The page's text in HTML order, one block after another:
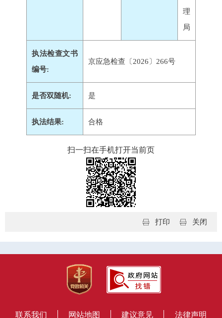
理
局
执法检查文书
编号:
京应急检查〔2026〕266号
是否双随机: 是
执法结果: 合格
扫一扫在手机打开当前页
关闭
打印
联系我们 网站地图 建议意见 法律声明